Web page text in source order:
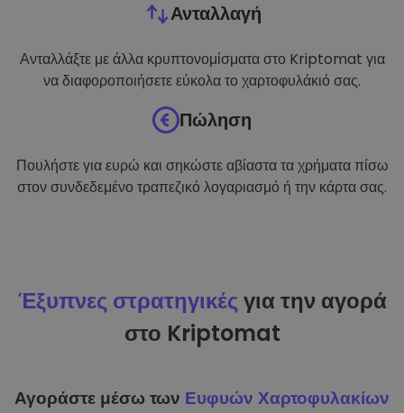
Ανταλλαγή
Ανταλλάξτε με άλλα κρυπτονομίσματα στο Kriptomat για
να διαφοροποιήσετε εύκολα το χαρτοφυλάκιό σας.
Πώληση
Πουλήστε για ευρώ και σηκώστε αβίαστα τα χρήματα πίσω
στον συνδεδεμένο τραπεζικό λογαριασμό ή την κάρτα σας.
Έξυπνες στρατηγικέςγια την αγορά
στο Kriptomat
Αγοράστε μέσω των Ευφυών Χαρτοφυλακίων